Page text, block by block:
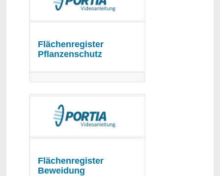
Flächenregister
Pflanzenschutz
Flächenregister
Beweidung